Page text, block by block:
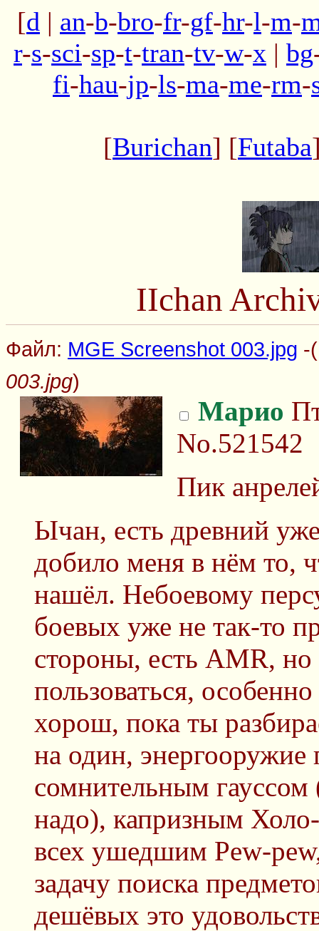
[d | an-b-bro-fr-gf-hr-l-m-
r-s-sci-sp-t-tran-tv-w-x | bg
fi-hau-jp-ls-ma-me-rm-
[Burichan] [Futaba
IIchan
Файл: MGE Screenshot 003.jpg -(
003.jpg)
Марио
No.521542
Пик
Ычан, есть древний
добило меня в нём то,
нашёл. Небоевому
боевых уже не так-то
стороны, есть AMR,
пользоваться,
хорош, пока ты
на один, энергооружие
сомнительным
надо), капризным
всех ушедшим Pew-
задачу поиска
дешёвых это